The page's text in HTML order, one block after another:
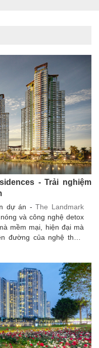
- Trải nghiệm
dự án - The Landmark
và công nghệ detox
mềm mại, hiện đại mà
đường của nghệ thuật
bất động sản trị liệu tổ
Việt Nam.